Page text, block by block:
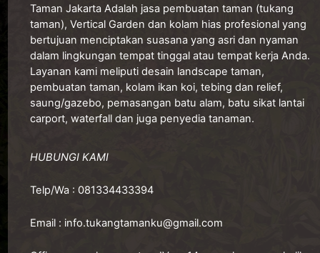
Taman Jakarta Adalah jasa pembuatan taman (tukang
taman), Vertical Garden dan kolam hias profesional yang
bertujuan menciptakan suasana yang asri dan nyaman
dalam lingkungan tempat tinggal atau tempat kerja Anda.
Layanan kami meliputi desain landscape taman,
pembuatan taman, kolam ikan koi, tebing dan relief,
saung/gazebo, pemasangan batu alam, batu sikat lantai
carport, waterfall dan juga penyedia tanaman.
HUBUNGI KAMI
Telp/Wa : 081334433394
Email : info.tukangtamanku@gmail.com